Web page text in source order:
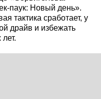
Новый день».
тактика сработает, у
драйв и избежать